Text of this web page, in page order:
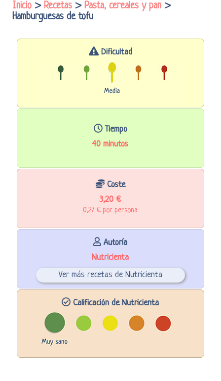
Inicio > Recetas > Pasta, cereales y pan >
Hamburguesas de tofu
Dificultad
Tiempo
40 minutos
Coste
3,20 €
0,27 € por persona
Autoría
Nutricienta
Ver más recetas de Nutricienta
Calificación de Nutricienta